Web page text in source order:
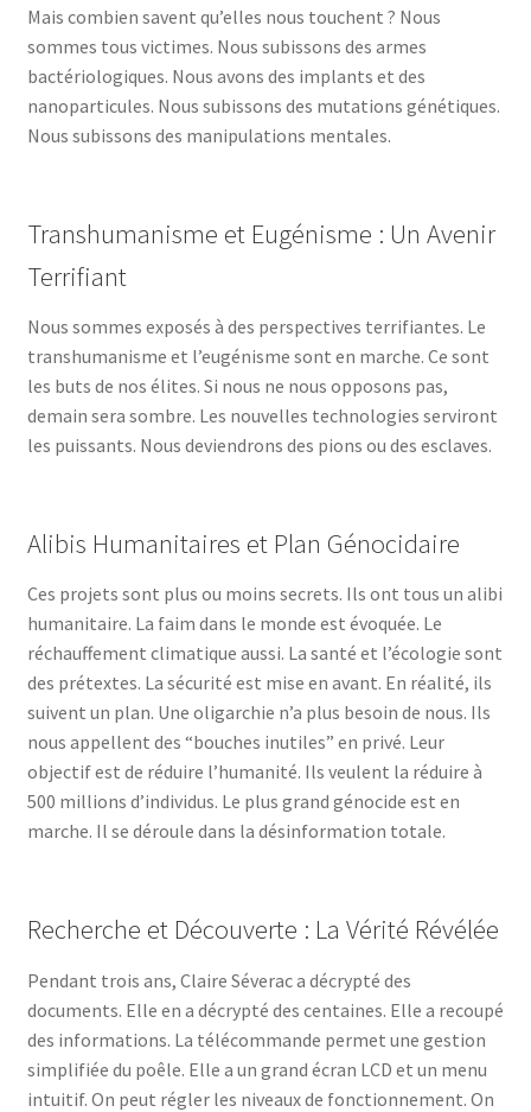
Mais combien savent qu’elles nous touchent ? Nous
sommes tous victimes. Nous subissons des armes
bactériologiques. Nous avons des implants et des
nanoparticules. Nous subissons des mutations génétiques.
Nous subissons des manipulations mentales.
Transhumanisme et Eugénisme : Un Avenir
Terrifiant
Nous sommes exposés à des perspectives terrifiantes. Le
transhumanisme et l’eugénisme sont en marche. Ce sont
les buts de nos élites. Si nous ne nous opposons pas,
demain sera sombre. Les nouvelles technologies serviront
les puissants. Nous deviendrons des pions ou des esclaves.
Alibis Humanitaires et Plan Génocidaire
Ces projets sont plus ou moins secrets. Ils ont tous un alibi
humanitaire. La faim dans le monde est évoquée. Le
réchauffement climatique aussi. La santé et l’écologie sont
des prétextes. La sécurité est mise en avant. En réalité, ils
suivent un plan. Une oligarchie n’a plus besoin de nous. Ils
nous appellent des “bouches inutiles” en privé. Leur
objectif est de réduire l’humanité. Ils veulent la réduire à
500 millions d’individus. Le plus grand génocide est en
marche. Il se déroule dans la désinformation totale.
Recherche et Découverte : La Vérité Révélée
Pendant trois ans, Claire Séverac a décrypté des
documents. Elle en a décrypté des centaines. Elle a recoupé
des informations. La télécommande permet une gestion
simplifiée du poêle. Elle a un grand écran LCD et un menu
intuitif. On peut régler les niveaux de fonctionnement. On